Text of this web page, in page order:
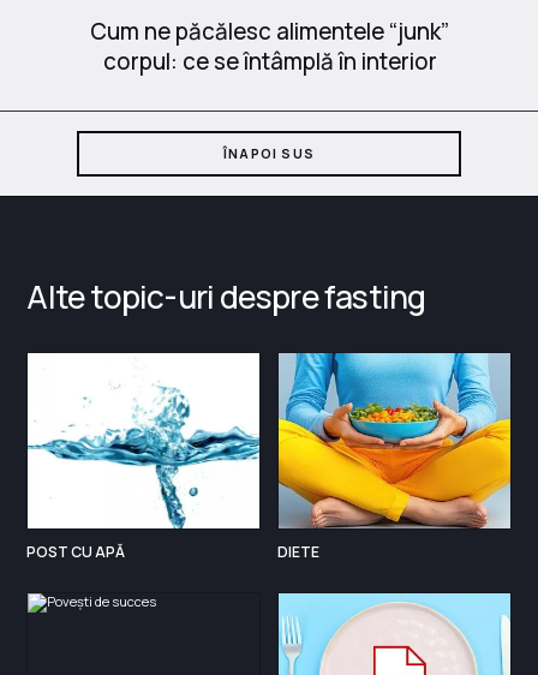
Cum ne păcălesc alimentele “junk”
corpul: ce se întâmplă în interior
ÎNAPOI SUS
Alte topic-uri despre fasting
POST CU APĂ DIETE